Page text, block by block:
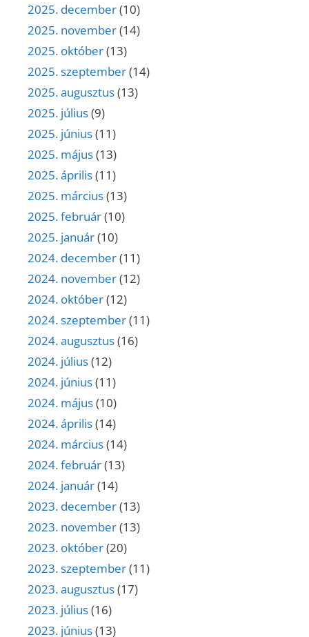
2025. december(10)
2025. november(14)
2025. október(13)
2025. szeptember(14)
2025. augusztus(13)
2025. július(9)
2025. június(11)
2025. május(13)
2025. április(11)
2025. március(13)
2025. február(10)
2025. január(10)
2024. december(11)
2024. november(12)
2024. október(12)
2024. szeptember(11)
2024. augusztus(16)
2024. július(12)
2024. június(11)
2024. május(10)
2024. április(14)
2024. március(14)
2024. február(13)
2024. január(14)
2023. december(13)
2023. november(13)
2023. október(20)
2023. szeptember(11)
2023. augusztus(17)
2023. július(16)
2023. június(13)